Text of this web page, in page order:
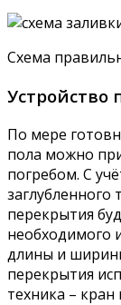
Схема
Устройство
По мере
пола можно
погребом. С
перекрытия
необходимого
длины и
перекрытия
техника –